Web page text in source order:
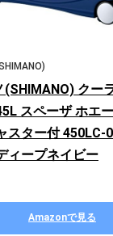
(SHIMANO) クー
スペーザ ホエ
スター付 450LC-
ィープネイビー
Amazonで見る